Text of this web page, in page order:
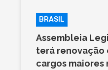
BRASIL
Assembleia
terá renovação
cargos maiores